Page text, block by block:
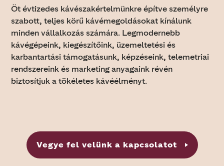
Öt évtizedes kávészakértelmünkre építve személyre
szabott, teljes körű kávémegoldásokat kínálunk
minden vállalkozás számára. Legmodernebb
kávégépeink, kiegészítőink, üzemeltetési és
karbantartási támogatásunk, képzéseink, telemetriai
rendszereink és marketing anyagaink révén
biztosítjuk a tökéletes kávéélményt.
Vegye fel velünk a kapcsolatot